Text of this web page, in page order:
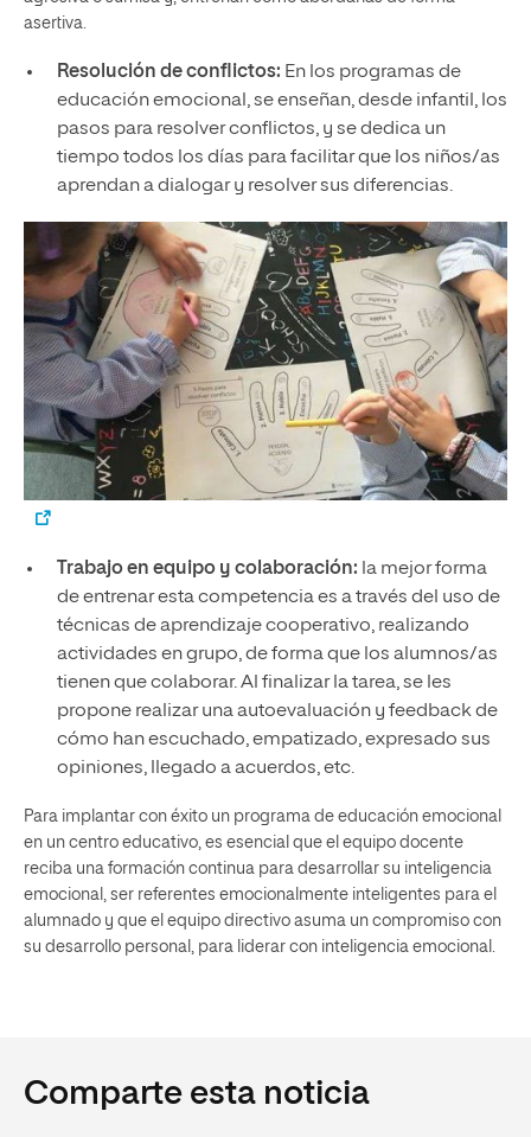
asertiva.
Resolución de conflictos: En los programas de
educación emocional, se enseñan, desde infantil, los
pasos para resolver conflictos, y se dedica un
tiempo todos los días para facilitar que los niños/as
aprendan a dialogar y resolver sus diferencias.
Trabajo en equipo y colaboración: la mejor forma
de entrenar esta competencia es a través del uso de
técnicas de aprendizaje cooperativo, realizando
actividades en grupo, de forma que los alumnos/as
tienen que colaborar. Al finalizar la tarea, se les
propone realizar una autoevaluación y feedback de
cómo han escuchado, empatizado, expresado sus
opiniones, llegado a acuerdos, etc.
Para implantar con éxito un programa de educación emocional
en un centro educativo, es esencial que el equipo docente
reciba una formación continua para desarrollar su inteligencia
emocional, ser referentes emocionalmente inteligentes para el
alumnado y que el equipo directivo asuma un compromiso con
su desarrollo personal, para liderar con inteligencia emocional.
Comparte esta noticia